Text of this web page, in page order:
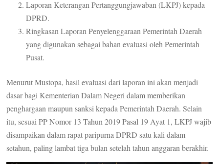
Laporan Keterangan Pertanggungjawaban (LKPJ) kepada
DPRD.
Ringkasan Laporan Penyelenggaraan Pemerintah Daerah
yang digunakan sebagai bahan evaluasi oleh Pemerintah
Pusat.
Menurut Mustopa, hasil evaluasi dari laporan ini akan menjadi
dasar bagi Kementerian Dalam Negeri dalam memberikan
penghargaan maupun sanksi kepada Pemerintah Daerah. Selain
itu, sesuai PP Nomor 13 Tahun 2019 Pasal 19 Ayat 1, LKPJ wajib
disampaikan dalam rapat paripurna DPRD satu kali dalam
setahun, paling lambat tiga bulan setelah tahun anggaran berakhir.